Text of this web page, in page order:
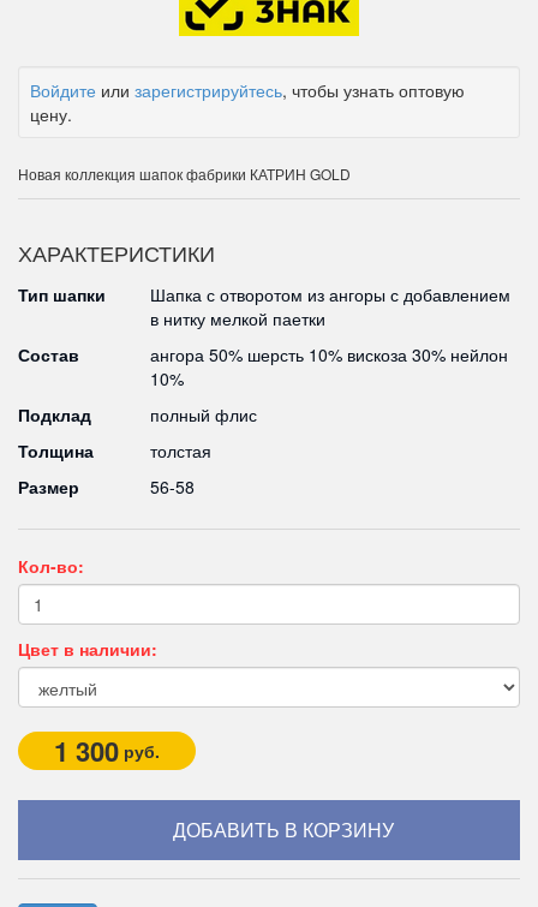
Войдите или зарегистрируйтесь, чтобы узнать оптовую
цену.
Новая коллекция шапок фабрики КАТРИН GOLD
ХАРАКТЕРИСТИКИ
Тип шапки
Шапка с отворотом из ангоры с добавлением
в нитку мелкой паетки
Состав
ангора 50% шерсть 10% вискоза 30% нейлон
10%
Подклад
полный флис
Толщина
толстая
Размер
56-58
Кол-во:
Цвет в наличии:
1 300 руб.